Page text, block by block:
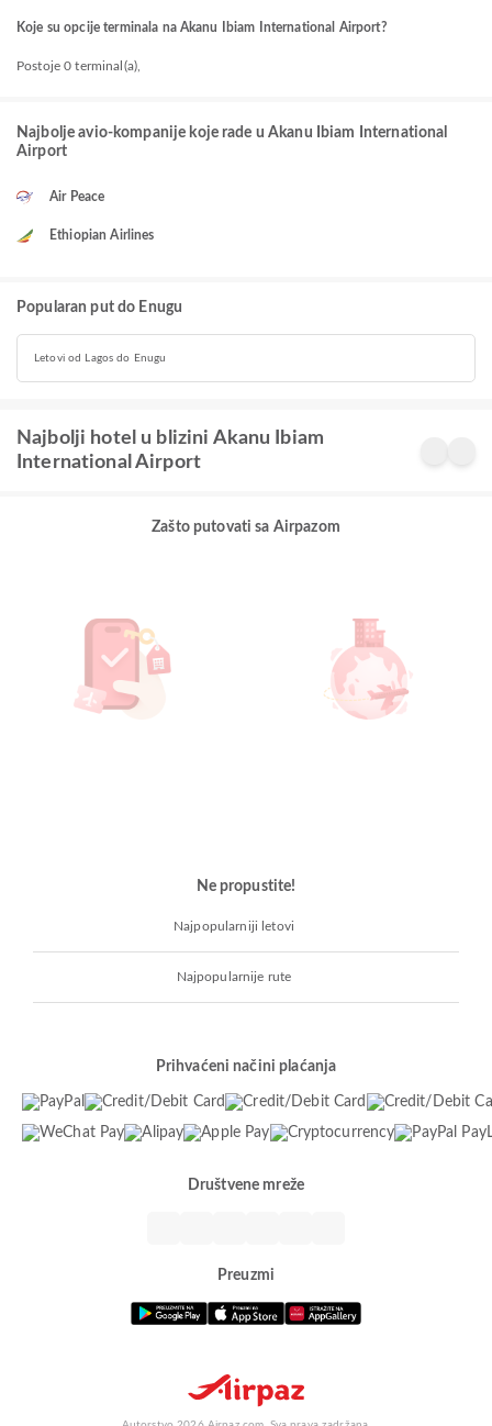
Koje su opcije terminala na Akanu Ibiam International Airport?
Postoje 0 terminal(a),
Najbolje avio-kompanije koje rade u Akanu Ibiam International
Airport
Air Peace
Ethiopian Airlines
Popularan put do Enugu
Letovi od Lagos do Enugu
Najbolji hotel u blizini Akanu Ibiam
International Airport
Zašto putovati sa Airpazom
Ne propustite!
Najpopularniji letovi
Najpopularnije rute
Prihvaćeni načini plaćanja
Društvene mreže
Preuzmi